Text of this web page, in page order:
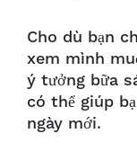
Cho dù bạn
xem mình
ý tưởng bữa
có thể giúp
ngày mới.